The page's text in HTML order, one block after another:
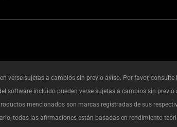
verse sujetas a cambios sin previo aviso. Por favor,
software incluido pueden verse sujetas a cambios sin previo
mencionados son marcas registradas de sus
todas las afirmaciones están basadas en rendimiento